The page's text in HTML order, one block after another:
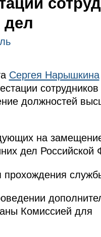
дел
Сергея Нарышкина
сотрудников
должностей
на
дел Российской
прохождения
Комиссией для